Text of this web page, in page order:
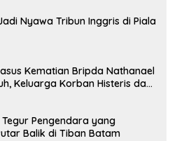
Nyawa Tribun Inggris di Piala
Kematian Bripda Nathanael
Keluarga Korban Histeris dan
Pengendara yang
Balik di Tiban Batam